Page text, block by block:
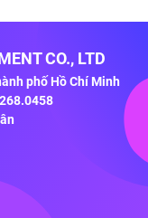
CO., LTD
phố Hồ Chí Minh